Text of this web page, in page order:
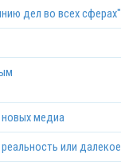
дел во всех сферах"
медиа
или